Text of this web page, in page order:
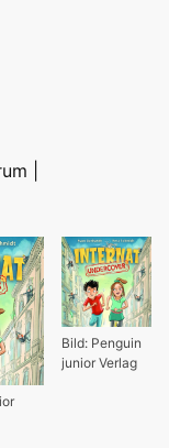
|
Bild: Penguin
junior Verlag